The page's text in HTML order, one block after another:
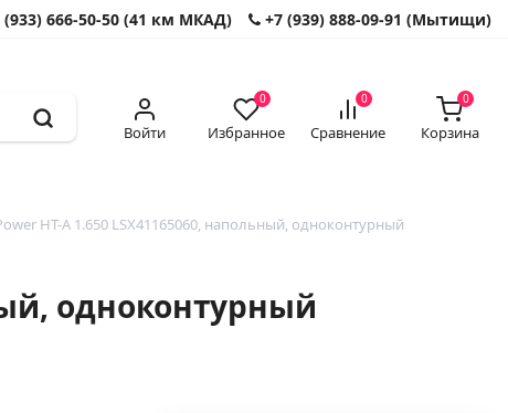
(933) 666-50-50 (41 км МКАД) +7 (939) 888-09-91 (Мытищи)
Войти
0
Избранное
0
Сравнение
0
Корзина
HT-A 1.650 LSX41165060, напольный, одноконтурный
одноконтурный